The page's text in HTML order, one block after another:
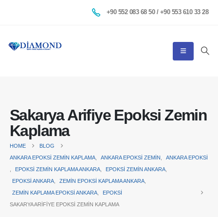
+90 552 083 68 50 / +90 553 610 33 28
Sakarya Arifiye Epoksi Zemin
Kaplama
HOME
BLOG
ANKARA EPOKSI ZEMIN KAPLAMA
ANKARA EPOKSI ZEMIN
ANKARA EPOKSI
EPOKSI ZEMIN KAPLAMA ANKARA EPOKSI ZEMIN ANKARA
EPOKSI ANKARA
ZEMIN EPOKSI KAPLAMA ANKARA
ZEMIN KAPLAMA EPOKSI ANKARA
EPOKSI
SAKARYA ARIFIYE EPOKSI ZEMIN KAPLAMA